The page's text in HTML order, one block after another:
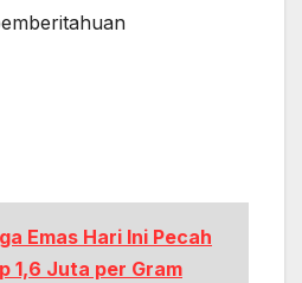
Emas Hari Ini Pecah
1,6 Juta per Gram